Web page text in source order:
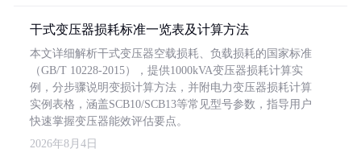
干式变压器损耗标准一览表及计算方法
本文详细解析干式变压器空载损耗、负载损耗的国家标准
（GB/T 10228-2015），提供1000kVA变压器损耗计算实
例，分步骤说明变损计算方法，并附电力变压器损耗计算
实例表格，涵盖SCB10/SCB13等常见型号参数，指导用户
快速掌握变压器能效评估要点。
2026年8月4日